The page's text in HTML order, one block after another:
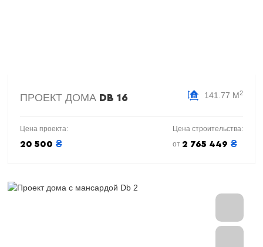
ПРОЕКТ ДОМА DB 16 141.77 М2
Цена проекта:
20 500 ₴
Цена строительства:
от 2 765 449 ₴